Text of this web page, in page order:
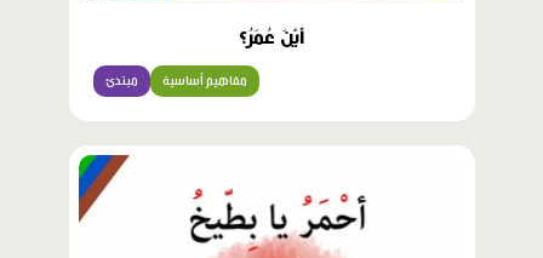
أَيْنَ عُمَرُ؟
مبتدئ مفاهيم أساسية